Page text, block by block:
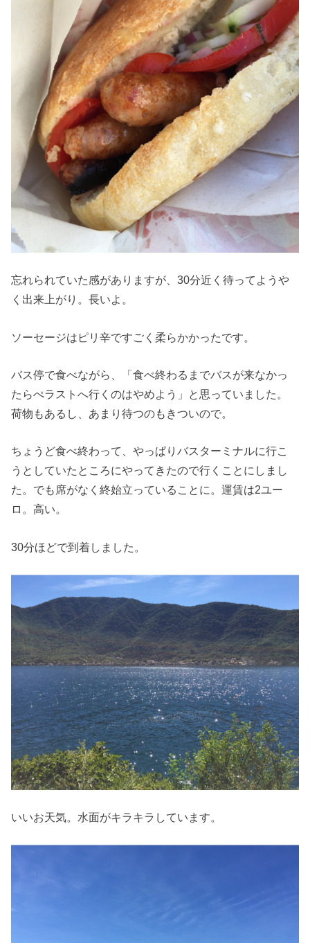
忘れられていた感がありますが、30分近く待ってようや
く出来上がり。長いよ。
ソーセージはピリ辛ですごく柔らかかったです。
バス停で食べながら、「食べ終わるまでバスが来なかっ
たらぺラストへ行くのはやめよう」と思っていました。
荷物もあるし、あまり待つのもきついので。
ちょうど食べ終わって、やっぱりバスターミナルに行こ
うとしていたところにやってきたので行くことにしまし
た。でも席がなく終始立っていることに。運賃は2ユー
ロ。高い。
30分ほどで到着しました。
いいお天気。水面がキラキラしています。